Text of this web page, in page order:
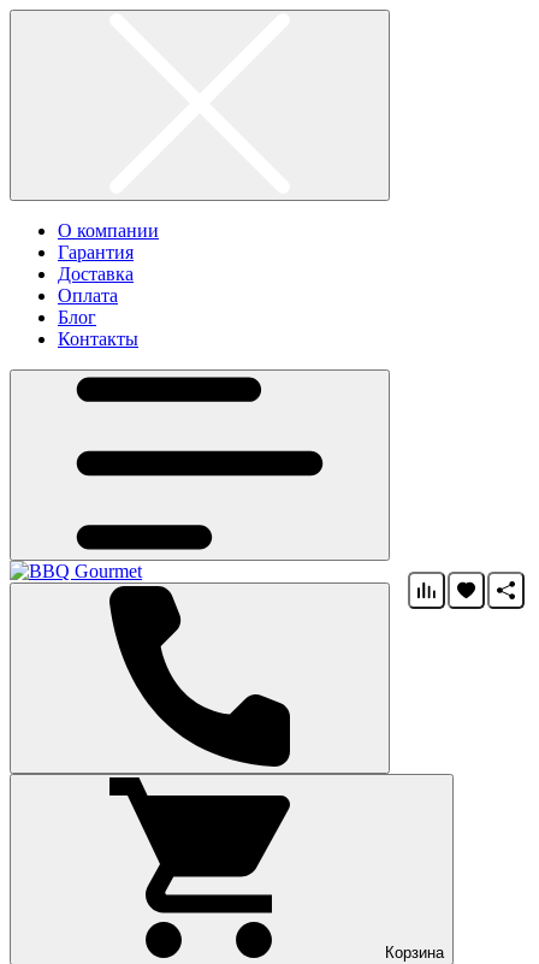
О компании
Гарантия
Доставка
Оплата
Блог
Контакты
Корзина